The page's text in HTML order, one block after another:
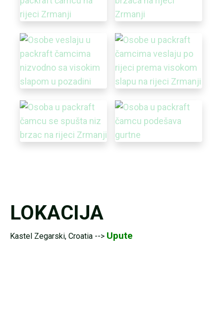
LOKACIJA
Kastel Zegarski, Croatia --> Upute